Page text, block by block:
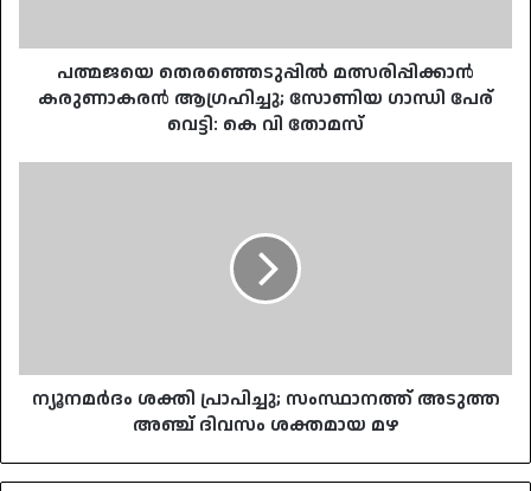
വെട്ടി:
പത്മജയെ തെരഞ്ഞെടുപ്പിൽ മത്സരിപ്പിക്കാൻ
കരുണാകരൻ ആഗ്രഹിച്ചു; സോണിയ ഗാന്ധി പേര്
വെട്ടി: കെ വി തോമസ്
മഴ
ന്യൂനമര്‍ദം ശക്തി പ്രാപിച്ചു; സംസ്ഥാനത്ത് അടുത്ത
അഞ്ച് ദിവസം ശക്തമായ മഴ